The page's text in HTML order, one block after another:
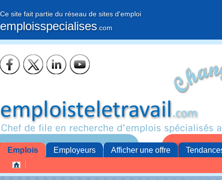
Ce site fait partie du réseau de sites d'emploi
emploisspecialises .com
Emplois Employeurs Afficher une offre